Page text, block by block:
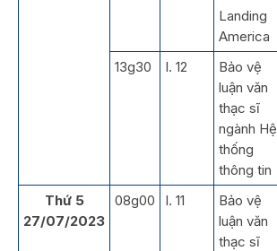
Landing
America
13g30 I. 12
Bảo vệ
luận văn
thạc sĩ
ngành Hệ
thống
thông tin
Thứ 5
27/07/2023
08g00 I. 11
Bảo vệ
luận văn
thạc sĩ